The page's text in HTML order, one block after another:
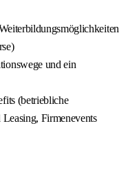
und ein
(betriebliche
Firmenevents